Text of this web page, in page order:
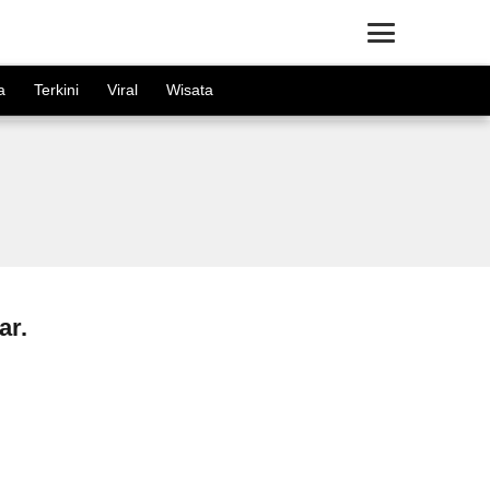
Terkini Viral Wisata